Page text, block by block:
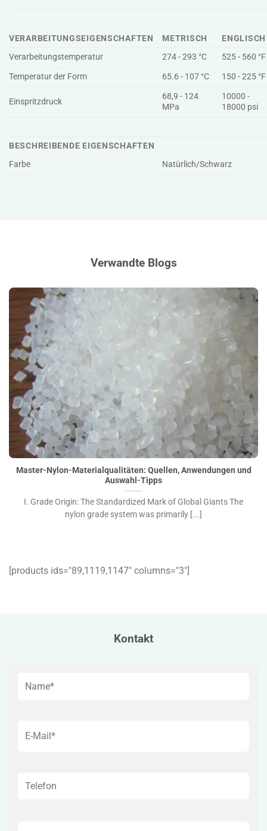
VERARBEITUNGSEIGENSCHAFTEN METRISCH
ENGLISCH
Verarbeitungstemperatur
274 - 293 °C
525 - 560 °F
Temperatur der Form
65.6 - 107 °C 150 - 225 °F
Einspritzdruck
68,9 - 124
MPa
10000 -
18000 psi
BESCHREIBENDE EIGENSCHAFTEN
Farbe
Natürlich/Schwarz
Verwandte Blogs
Master-Nylon-Materialqualitäten: Quellen, Anwendungen
und Auswahl-Tipps">
Master-Nylon-Materialqualitäten: Quellen, Anwendungen und
Auswahl-Tipps
I. Grade Origin: The Standardized Mark of Global Giants The
nylon grade system was primarily [...]
[products ids="89,1119,1147″ columns="3″]
Kontakt